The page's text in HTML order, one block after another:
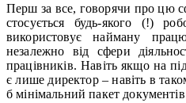
Перш за все, говорячи про цю
стосується будь-якого (!)
використовує найману
незалежно від сфери
працівників. Навіть якщо на
є лише директор – навіть в
б мінімальний пакет